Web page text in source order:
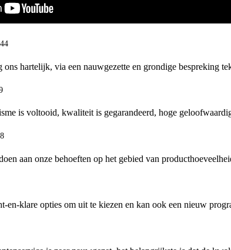
hartelijk, via een nauwgezette en grondige bespreking
is voltooid, kwaliteit is gegarandeerd, hoge
aan onze behoeften op het gebied van
en-klare opties om uit te kiezen en kan ook een nieuw